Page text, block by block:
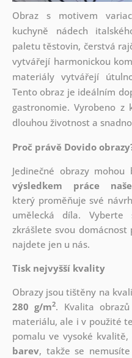
Obraz s motivem
kuchyně nádech
paletu těstovin, čerstvá
vytvářejí harmonickou
materiály vytvářejí
Tento obraz je ideálním
gastronomie. Vyrobeno z
dlouhou životnost a
Proč právě Dovido
Jedinečné obrazy
výsledkem práce
který proměňuje své
umělecká díla.
zkrášlete svou
najdete jen u nás.
Tisk nejvyšší kvality
Obrazy jsou tištěny na
280 g/m2. Kvalita
materiálu, ale i v použité
pomalu ve vysoké kvalitě,
barev, takže se